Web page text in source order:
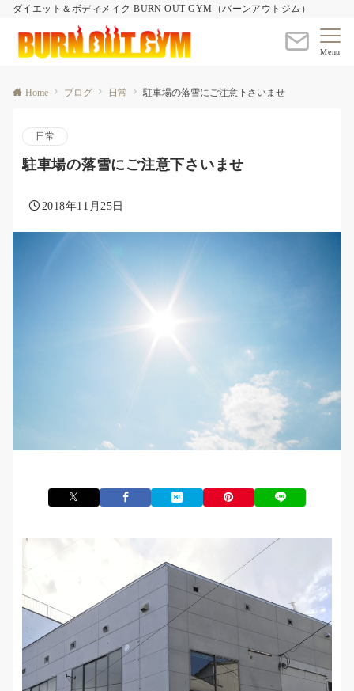
ダイエット＆ボディメイク BURN OUT GYM（バーンアウトジム）
Menu
Home ブログ 日常 駐車場の落雪にご注意下さいませ
日常
駐車場の落雪にご注意下さいませ
2018年11月25日